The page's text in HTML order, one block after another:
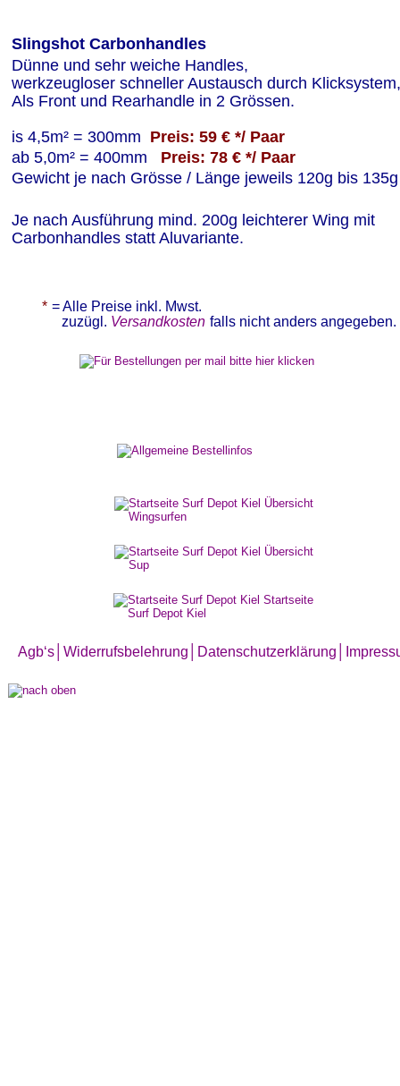
Slingshot Carbonhandles
Dünne und sehr weiche Handles,
werkzeugloser schneller Austausch durch Klicksystem,
Als Front und Rearhandle in 2 Grössen.
is 4,5m² = 300mm Preis: 59 € */ Paar
ab 5,0m² = 400mm Preis: 78 € */ Paar
Gewicht je nach Grösse / Länge jeweils 120g bis 135g
Je nach Ausführung mind. 200g leichterer Wing mit
Carbonhandles statt Aluvariante.
* = Alle Preise inkl. Mwst.
zuzügl. Versandkosten falls nicht anders angegeben.
Agb‘s Widerrufsbelehrung│ Datenschutzerklärung│